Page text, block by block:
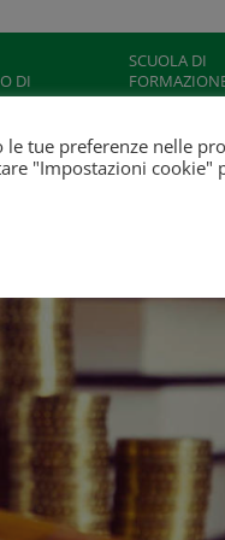
DI
SCUOLA DI
tue preferenze nelle
"Impostazioni cookie"